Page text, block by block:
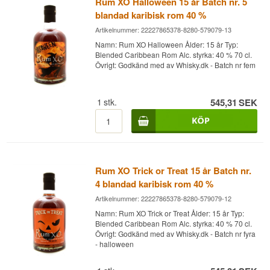
Karamellpräglad · Rund · Tillgänglig · Sötaktig ·
Lätt kryddad
Visste du att?
"Å Æ Cykel" är sydjysk dialekt (från Sønderjylland
CohandCo, där ek från ett läckande whiskyfat
återanvändes för att bygga en liten serie unika
cyklar.
Se hela vårt utbud avÆrø Rom
från ett aromahus som bara använder fruktköttet
och annars skulle ha slängt skalen. Eftersom
naturliga smakämnen säljs den som en spritdryck
snarare än rom.
Resultatet är en söt, dessertliknande dryck med
tydlig bananakaraktär, skapad främst för cocktails
Smaknoter
Doft
Smak
karamellkaka.
Eftersmak
Kort till medellång, med chokladöverdragna
blandad karibisk rom 40 %
Artikelnummer: 22227865378-8280-579079-13
Namn: Rum XO Halloween Ålder: 15 år Typ:
Blended Caribbean Rom Alc. styrka: 40 % 70 cl.
Övrigt: Godkänd med av Whisky.dk - Batch nr fem
1 stk. 545,31 SEK
Rum XO Trick or Treat 15 år Batch nr.
4 blandad karibisk rom 40 %
Artikelnummer: 22227865378-8280-579079-12
Namn: Rum XO Trick or Treat Ålder: 15 år Typ:
Blended Caribbean Rom Alc. styrka: 40 % 70 cl.
Övrigt: Godkänd med av Whisky.dk - Batch nr fyra
- halloween